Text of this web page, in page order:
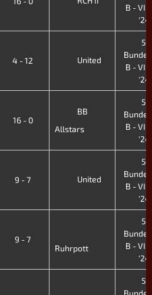
B -
'24
4 - 12
United
5.
B -
'24
16 - 0
BB
Allstars
5.
B -
'24
9 - 7 United
5.
B -
'24
9 - 7
Ruhrpott
5.
B -
'24
5.